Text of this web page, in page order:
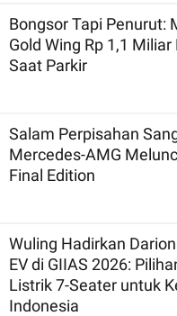
Bongsor Tapi Penurut:
Gold Wing Rp 1,1
Saat Parkir
Salam Perpisahan
Mercedes-AMG
Final Edition
Wuling Hadirkan
EV di GIIAS 2026:
Listrik 7-Seater untuk
Indonesia